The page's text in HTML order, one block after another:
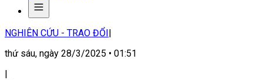
NGHIÊN CỨU - TRAO ĐỔI|
thứ sáu, ngày 28/3/2025 • 01:51
|